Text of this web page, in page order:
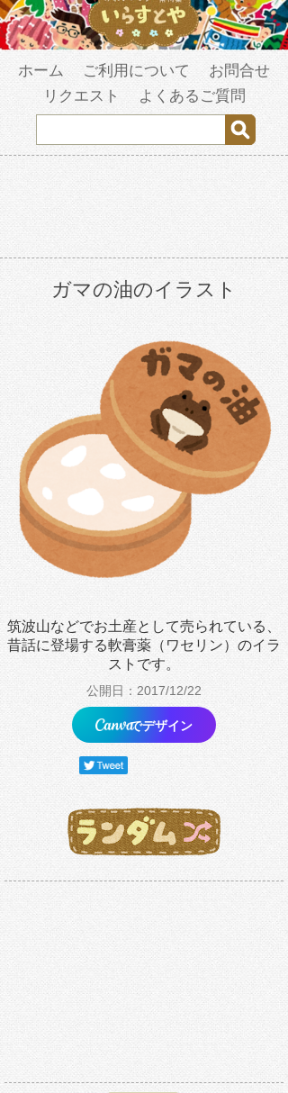
ホーム ご利用について
お問合せ
リクエスト
よくあるご質問
ガマの油のイラスト
筑波山などでお土産として売られている、
昔話に登場する軟膏薬（ワセリン）のイラ
ストです。
公開日：2017/12/22
でデザイン